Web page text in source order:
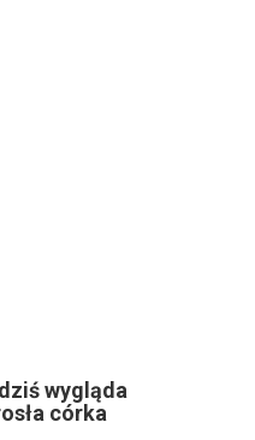
wygląda
córka